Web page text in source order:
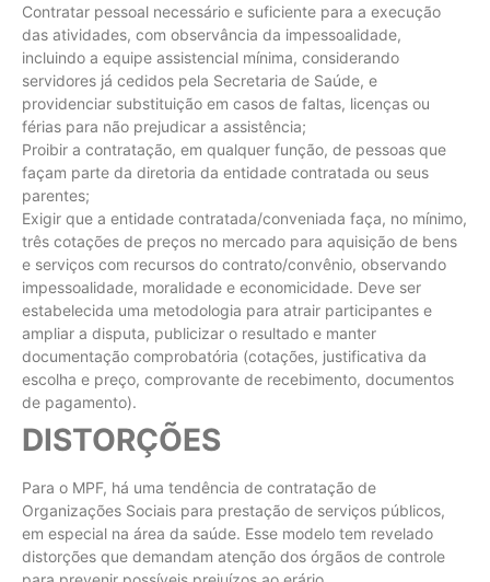
Contratar pessoal necessário e suficiente para a execução
das atividades, com observância da impessoalidade,
incluindo a equipe assistencial mínima, considerando
servidores já cedidos pela Secretaria de Saúde, e
providenciar substituição em casos de faltas, licenças ou
férias para não prejudicar a assistência;
Proibir a contratação, em qualquer função, de pessoas que
façam parte da diretoria da entidade contratada ou seus
parentes;
Exigir que a entidade contratada/conveniada faça, no mínimo,
três cotações de preços no mercado para aquisição de bens
e serviços com recursos do contrato/convênio, observando
impessoalidade, moralidade e economicidade. Deve ser
estabelecida uma metodologia para atrair participantes e
ampliar a disputa, publicizar o resultado e manter
documentação comprobatória (cotações, justificativa da
escolha e preço, comprovante de recebimento, documentos
de pagamento).
DISTORÇÕES
Para o MPF, há uma tendência de contratação de
Organizações Sociais para prestação de serviços públicos,
em especial na área da saúde. Esse modelo tem revelado
distorções que demandam atenção dos órgãos de controle